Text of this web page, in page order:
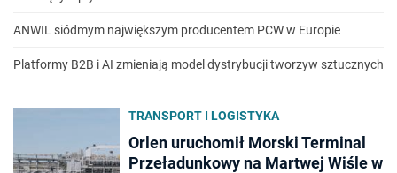
ANWIL siódmym największym producentem PCW w Europie
Platformy B2B i AI zmieniają model dystrybucji tworzyw sztucznych
TRANSPORT I LOGISTYKA
Orlen uruchomił Morski Terminal
Przeładunkowy na Martwej Wiśle w